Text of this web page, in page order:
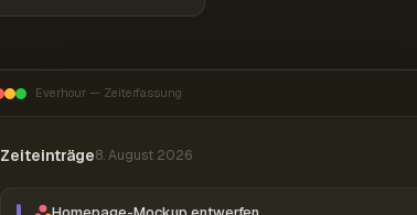
Everhour — Zeiterfassung
Zeiteinträge8. August 2026